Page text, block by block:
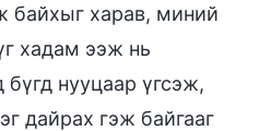
байхыг харав, миний
хадам ээж нь
нууцаар үгсэж,
дайрах гэж байгааг